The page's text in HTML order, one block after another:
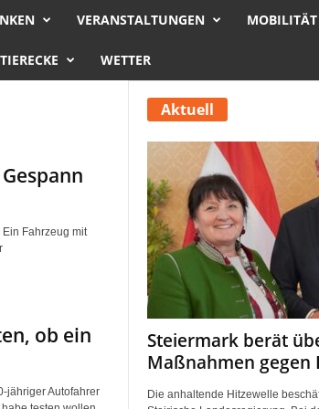
VERANSTALTUNGEN MOBILITÄT
TIERECKE WETTER
Fahrzeug mit
ob ein
jähriger Autofahrer
Aktuell
Steiermark berät
Maßnahmen gegen
Die anhaltende Hitzewelle